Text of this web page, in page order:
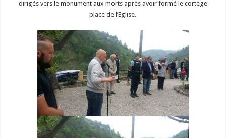
dirigés vers le monument aux morts après avoir formé le cortège
place de l’Eglise.